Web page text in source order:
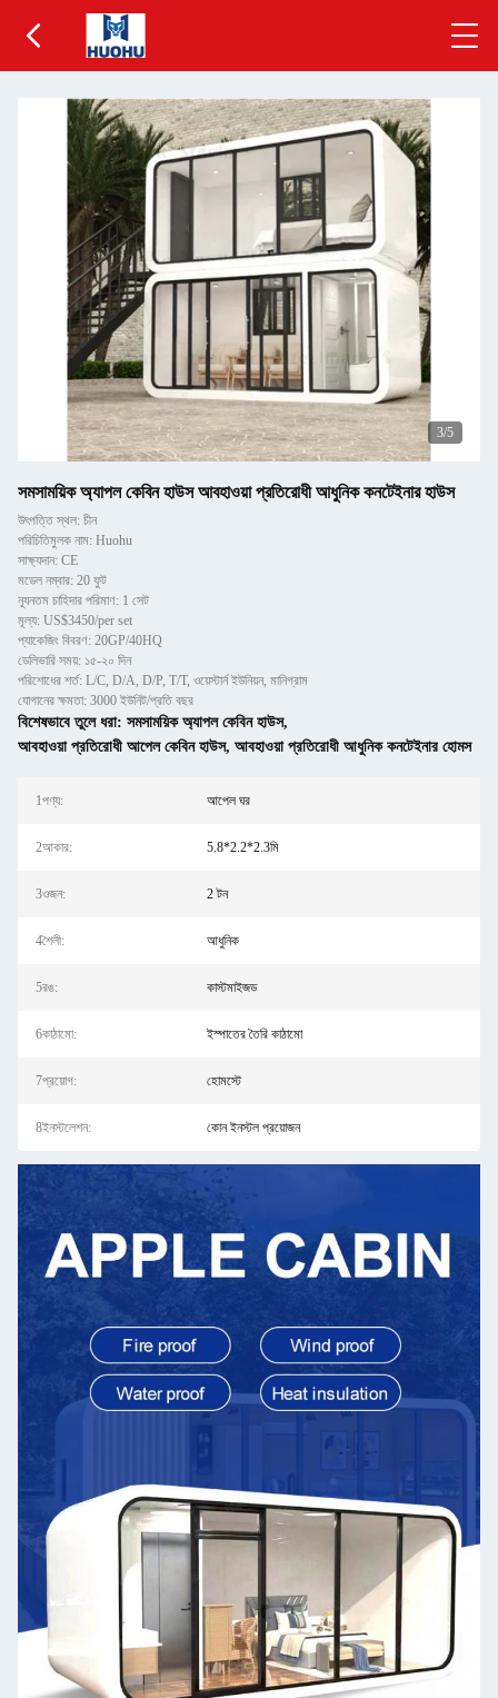
3/5
সমসাময়িক অ্যাপল কেবিন হাউস আবহাওয়া প্রতিরোধী আধুনিক কনটেইনার হাউস
উৎপত্তি স্থল: চীন
পরিচিতিমুলক নাম: Huohu
সাক্ষ্যদান: CE
মডেল নম্বার: 20 ফুট
ন্যূনতম চাহিদার পরিমাণ: 1 সেট
মূল্য: US$3450/per set
প্যাকেজিং বিবরণ: 20GP/40HQ
ডেলিভারি সময়: ১৫-২০ দিন
পরিশোধের শর্ত: L/C, D/A, D/P, T/T, ওয়েস্টার্ন ইউনিয়ন, মানিগ্রাম
যোগানের ক্ষমতা: 3000 ইউনিট/প্রতি বছর
বিশেষভাবে তুলে ধরা: সমসাময়িক অ্যাপল কেবিন হাউস,
আবহাওয়া প্রতিরোধী আপেল কেবিন হাউস, আবহাওয়া প্রতিরোধী আধুনিক কনটেইনার হোমস
1পণ্য: আপেল ঘর
2আকার: 5.8*2.2*2.3মি
3ওজন: 2 টন
4শৈলী: আধুনিক
5রঙ: কাস্টমাইজড
6কাঠামো: ইস্পাতের তৈরি কাঠামো
7প্রয়োগ: হোমস্টে
8ইনস্টলেশন: কোন ইনস্টল প্রয়োজন